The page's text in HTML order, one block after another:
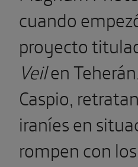
cuando
proyecto
Veilen
Caspio,
iraníes en
rompen con